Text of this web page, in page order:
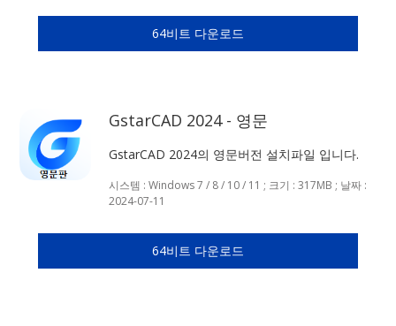
64비트 다운로드
GstarCAD 2024 - 영문
GstarCAD 2024의 영문버전 설치파일 입니다.
시스템 : Windows 7 / 8 / 10 / 11 ; 크기 : 317MB ; 날짜 :
2024-07-11
64비트 다운로드